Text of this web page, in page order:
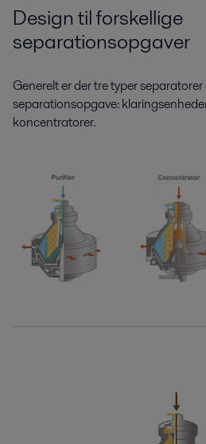
Design til forskellige
separationsopgaver
Generelt er der tre typer
separationsopgave:
koncentratorer.